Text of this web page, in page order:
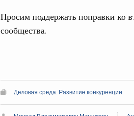
Просим поддержать поправки ко
сообщества.
Деловая среда. Развитие конкуренции